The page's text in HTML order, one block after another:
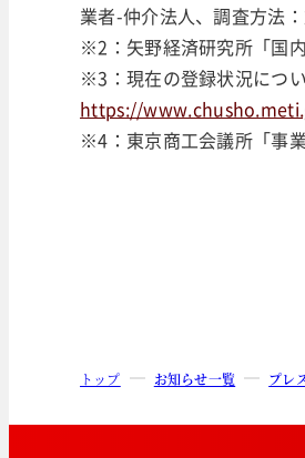
業者-仲介法人、調査方法
※2：矢野経済研究所「国
※3：現在の登録状況につ
https://
※4：東京商工会議所「事
トップ お知らせ一覧 プレ